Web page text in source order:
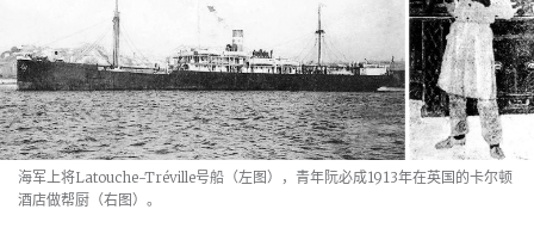
海军上将Latouche-Tréville号船（左图），青年阮必成1913年在英国的卡尔顿
酒店做帮厨（右图）。